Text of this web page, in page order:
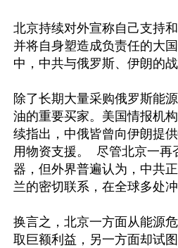
北京持续对外宣称自己支持
并将自身塑造成负责任的大
中，中共与俄罗斯、伊朗的
除了长期大量采购俄罗斯能
油的重要买家。美国情报机
续指出，中俄皆曾向伊朗提
用物资支援。  尽管北京一再
器，但外界普遍认为，中共
兰的密切联系，在全球多处
换言之，北京一方面从能源
取巨额利益，另一方面却试